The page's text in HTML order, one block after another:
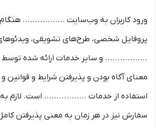
ورود کاربران به وب‏‌سایت ................. هنگام
پروفایل شخصی، طرح‏‌های تشویقی،
................. و سایر خدمات ارائه شده
معنای آگاه بودن و پذیرفتن شرایط و
استفاده از خدمات ................. است. لازم
سفارش نیز در هر زمان به معنی پذیرفتن